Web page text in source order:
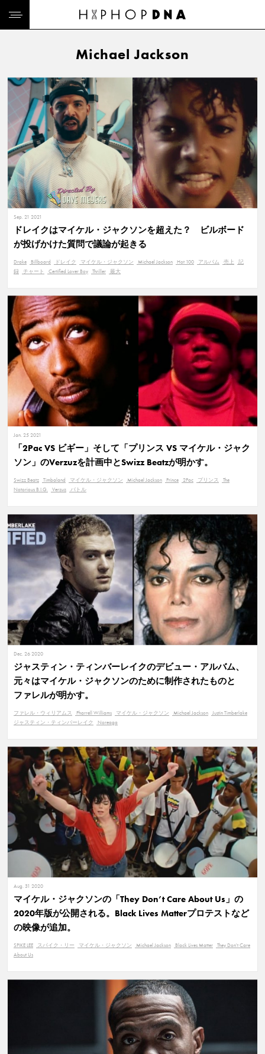
Michael Jackson
Sep. 21 2021
ドレイクはマイケル・ジャクソンを超えた？ ビルボード
が投げかけた質問で議論が起きる
Drake Billboard ドレイク マイケル・ジャクソン Michael Jackson Hot 100 アルバム 売上
記
録 チャート Certified Lover Boy Thriller 最大
Jan. 25 2021
「2Pac VS ビギー」そして「プリンス VS マイケル・ジャク
ソン」のVerzuzを計画中とSwizz Beatzが明かす。
Swizz Beatz Timbaland マイケル・ジャクソン Michael Jackson Prince 2Pac プリンス
The
Notorious B.I.G. Verzuz バトル
Dec. 26 2020
ジャスティン・ティンバーレイクのデビュー・アルバム、
元々はマイケル・ジャクソンのために制作されたものと
ファレルが明かす。
ファレル・ウィリアムス Pharrell Williams マイケル・ジャクソン Michael Jackson Justin Timberlake
ジャスティン・ティンバーレイク
Noreaga
Aug. 31 2020
マイケル・ジャクソンの「They Don’t Care About Us」の
2020年版が公開される。Black Lives Matterプロテストなど
の映像が追加。
SPIKE LEE スパイク・リー マイケル・ジャクソン Michael Jackson Black Lives Matter They Don't Care
About Us